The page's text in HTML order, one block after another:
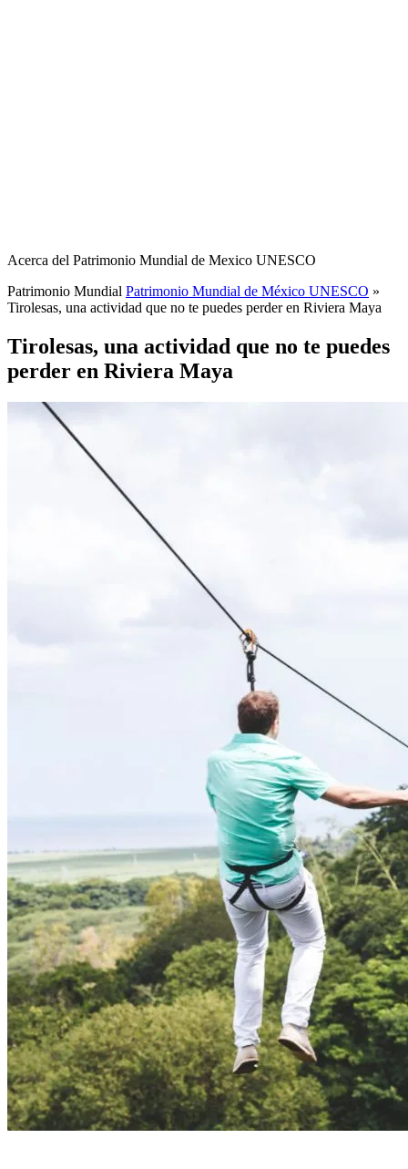
Acerca del Patrimonio Mundial de Mexico UNESCO
Patrimonio Mundial Patrimonio Mundial de México UNESCO »
Tirolesas, una actividad que no te puedes perder en Riviera Maya
Tirolesas, una actividad que no te puedes
perder en Riviera Maya